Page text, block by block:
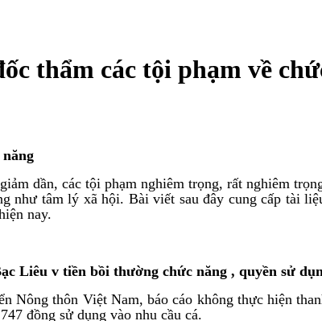
thẩm các tội phạm về
dần, các tội phạm nghiêm trọng, rất nghiêm
tâm lý xã hội. Bài viết sau đây cung cấp tài
nay.
Liêu v tiền bồi thường chức năng , quyền sử
Nông thôn Việt Nam, báo cáo không thực hiện
đồng sử dụng vào nhu cầu cá.